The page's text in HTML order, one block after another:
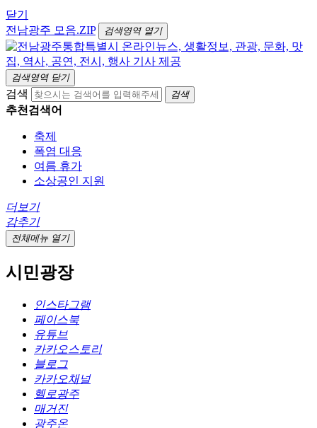
닫기
전남광주 모음.ZIP
검색영역 열기
검색영역 닫기
검색 검색
추천검색어
축제
폭염 대응
여름 휴가
소상공인 지원
더보기
감추기
전체메뉴 열기
시민광장
인스타그램
페이스북
유튜브
카카오스토리
블로그
카카오채널
헬로광주
매거진
광주온